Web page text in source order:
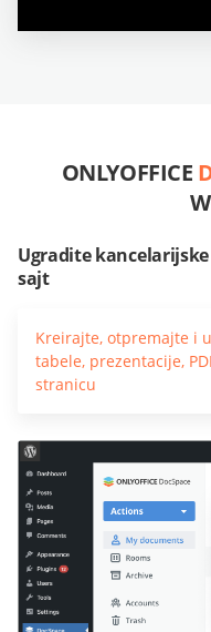
ONLYOFFICE
Ugradite
sajt
Kreirajte, otpremajte i
tabele, prezentacije,
stranicu